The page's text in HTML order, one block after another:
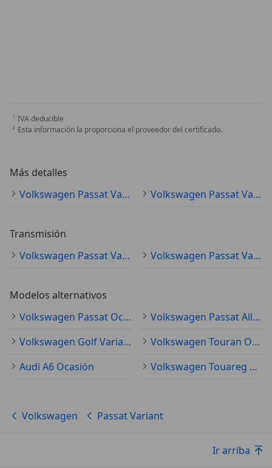
IVA deducible
Esta información la proporciona el proveedor del certificado.
Más detalles
Volkswagen Passat Variant
Volkswagen Passat Variant Especificaciones técnicas
Transmisión
Volkswagen Passat Variant automático
Volkswagen Passat Variant manual
Modelos alternativos
Volkswagen Passat Ocasión
Volkswagen Passat Alltrack Ocasión
Volkswagen Golf Variant Ocasión
Volkswagen Touran Ocasión
Audi A6 Ocasión
Volkswagen Touareg Ocasión
Volkswagen Passat Variant
Ir arriba